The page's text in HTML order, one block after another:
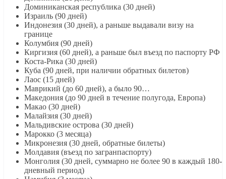
Доминиканская республика (30 дней)
Израиль (90 дней)
Индонезия (30 дней), а раньше выдавали визу на
границе
Колумбия (90 дней)
Киргизия (60 дней), а раньше был въезд по паспорту РФ
Коста-Рика (30 дней)
Куба (90 дней, при наличии обратных билетов)
Лаос (15 дней)
Маврикий (до 60 дней), а было 90…
Македония (до 90 дней в течение полугода, Европа)
Макао (30 дней)
Малайзия (30 дней)
Мальдивские острова (30 дней)
Марокко (3 месяца)
Микронезия (30 дней, обратные билеты)
Молдавия (въезд по загранпаспорту)
Монголия (30 дней, суммарно не более 90 в каждый 180-
дневный период)